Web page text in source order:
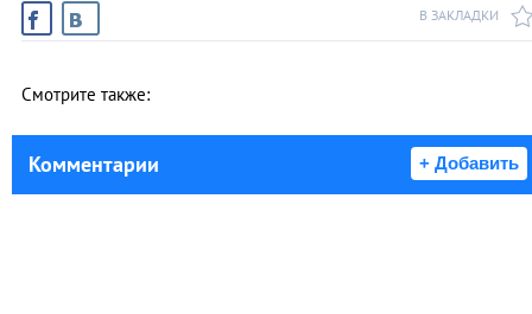
В ЗАКЛАДКИ
Смотрите также:
Комментарии + Добавить